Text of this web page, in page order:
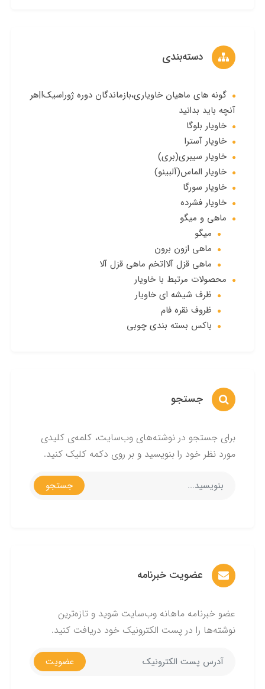
دسته‌بندی
گونه های ماهیان خاویاری،بازماندگان دوره ژوراسیک!|هر
آنچه باید بدانید
خاویار بلوگا
خاویار آسترا
خاویار سیبری(بری)
خاویار الماس(آلبینو)
خاویار سورگا
خاویار فشرده
ماهی و میگو
میگو
ماهی ازون برون
ماهی قزل آلا|تخم ماهی قزل آلا
محصولات مرتبط با خاویار
ظرف شیشه ای خاویار
ظروف نقره فام
باکس بسته بندی چوبی
جستجو
برای جستجو در نوشته‌های وب‌سایت، کلمه‌ی کلیدی
مورد نظر خود را بنویسید و بر روی دکمه کلیک کنید.
جستجو
عضویت خبرنامه
عضو خبرنامه ماهانه وب‌سایت شوید و تازه‌ترین
نوشته‌ها را در پست الکترونیک خود دریافت کنید.
عضویت